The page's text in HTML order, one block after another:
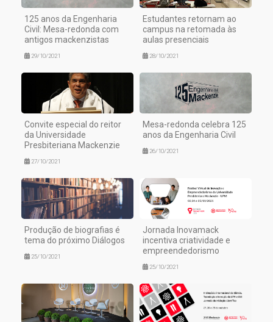
125 anos da Engenharia
Civil: Mesa-redonda com
antigos mackenzistas
29/10/2021
Estudantes retornam ao
campus na retomada às
aulas presenciais
28/10/2021
Convite especial do reitor
da Universidade
Presbiteriana Mackenzie
27/10/2021
Mesa-redonda celebra 125
anos da Engenharia Civil
26/10/2021
Produção de biografias é
tema do próximo Diálogos
25/10/2021
Jornada Inovamack
incentiva criatividade e
empreendedorismo
25/10/2021